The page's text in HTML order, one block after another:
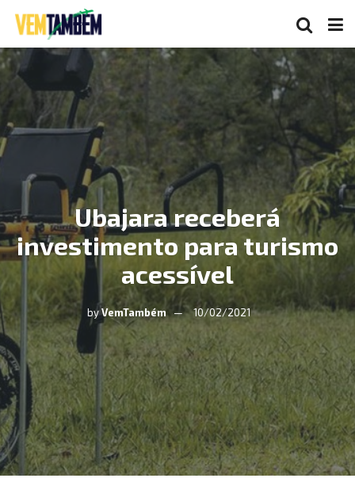
Ubajara receberá
investimento para turismo
acessível
byVemTambém 10/02/2021